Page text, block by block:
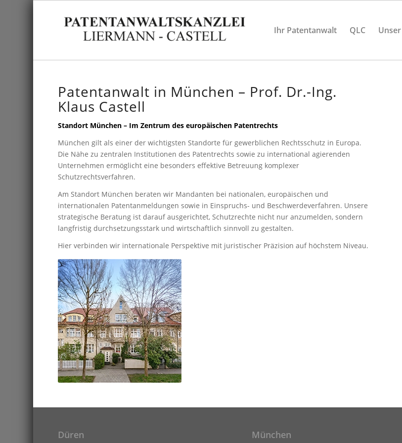
Ihr Patentanwalt QLC
Patentanwalt in München – Prof. Dr.-Ing.
Klaus Castell
Standort München – Im Zentrum des europäischen Patentrechts
München gilt als einer der wichtigsten Standorte für gewerblichen Rechtsschutz in Europa.
Die Nähe zu zentralen Institutionen des Patentrechts sowie zu international agierenden
Unternehmen ermöglicht eine besonders effektive Betreuung komplexer
Schutzrechtsverfahren.
Am Standort München beraten wir Mandanten bei nationalen, europäischen und
internationalen Patentanmeldungen sowie in Einspruchs- und Beschwerdeverfahren. Unsere
strategische Beratung ist darauf ausgerichtet, Schutzrechte nicht nur anzumelden, sondern
langfristig durchsetzungsstark und wirtschaftlich sinnvoll zu gestalten.
Hier verbinden wir internationale Perspektive mit juristischer Präzision auf höchstem Niveau.
Düren München